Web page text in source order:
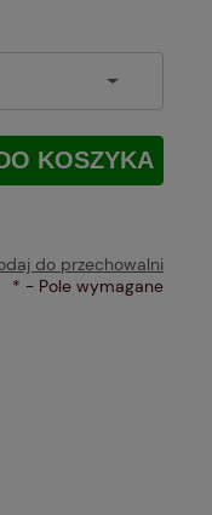
KOSZYKA
do przechowalni
* - Pole wymagane